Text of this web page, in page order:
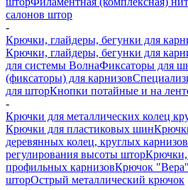
салонов штор
-
Крючки, глайдеры, бегунки для
Крючки, глайдеры, бегунки для
для системы ВолнаФиксаторы для
(фиксаторы) для карнизов
для шторКнопки потайные и на
-
Крючки для металлических колец
Крючки для пластиковых шин
деревянных колец, круглых карнизов
регулирования высоты шторКрючки,
профильных карнизовКрючок
шторОстрый металлический крючок